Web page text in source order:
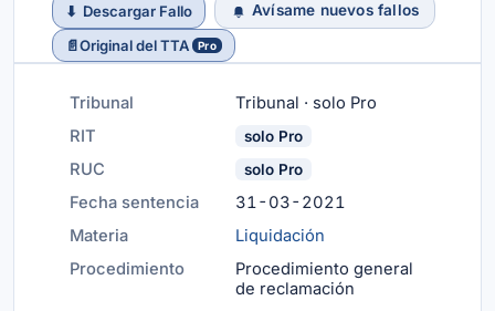
⬇ Descargar Fallo
Avísame nuevos fallos
📄Original del TTA Pro
Tribunal
Tribunal · solo Pro
RIT
solo Pro
RUC solo Pro
Fecha sentencia
31-03-2021
Materia
Liquidación
Procedimiento
Procedimiento general
de reclamación